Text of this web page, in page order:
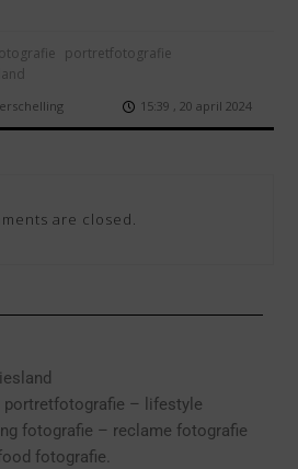
portretfotografie
15:39 , 20 april 2024
are closed.
portretfotografie – l ifestyle
fotografie – reclame fotografie
fotografie.